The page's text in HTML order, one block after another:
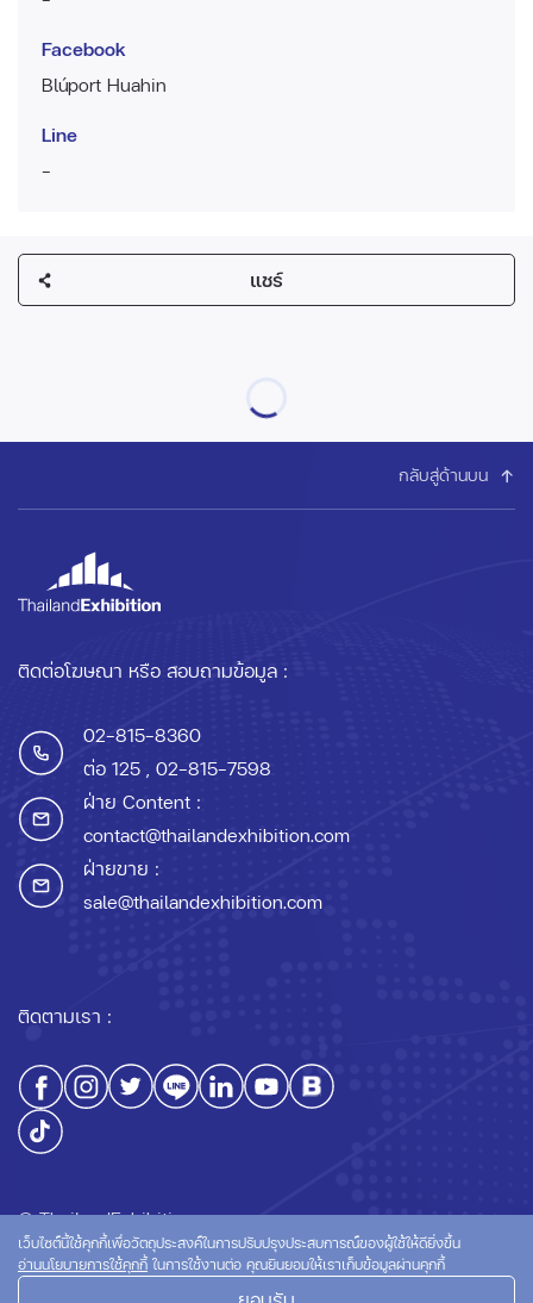
Facebook
Blúport Huahin
Line
-
แชร์
กลับสู่ด้านบน
ติดต่อโฆษณา หรือ สอบถามข้อมูล :
02-815-8360
ต่อ 125 , 02-815-7598
ฝ่าย Content :
contact@thailandexhibition.com
ฝ่ายขาย :
sale@thailandexhibition.com
ติดตามเรา :
© ThailandExhibition.com
เว็บไซต์นี้ใช้คุกกี้เพื่อวัตถุประสงค์ในการปรับปรุงประสบการณ์ของผู้ใช้ให้ดียิ่งขึ้น
อ่านนโยบายการใช้คุกกี้ ในการใช้งานต่อ คุณยินยอมให้เราเก็บข้อมูลผ่านคุกกี้